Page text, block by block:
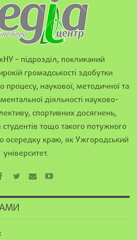
– підрозділ, покликаний
громадськості здобутки
процесу, наукової, методичної та
діяльності науково-
спортивних досягнень,
студентів тощо такого потужного
осередку краю, як Ужгородський
університет.